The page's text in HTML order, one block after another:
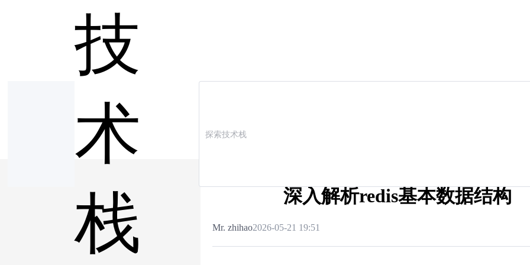
技
术
栈
深入解析redis基本数据结构
Mr. zhihao2026-05-21 19:51